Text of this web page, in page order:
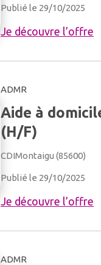
Publié le 29/10/2025
Je découvre l’offre
ADMR
Aide à
(H/F)
CDIMontaigu (85600)
Publié le 29/10/2025
Je découvre l’offre
ADMR